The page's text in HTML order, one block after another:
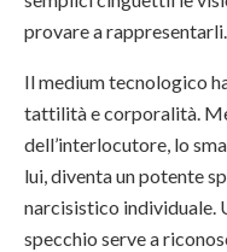
provare a rappresentarli.
Il medium tecnologico
tattilità e corporalità.
dell’interlocutore, lo
lui, diventa un potente
narcisistico individuale.
specchio serve a